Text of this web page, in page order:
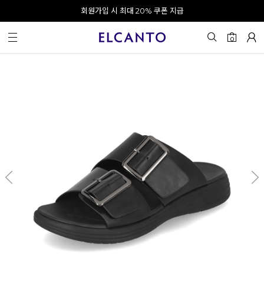
오전 10시 이전 결제 완료 시 오늘 출발!
회원가입 시 최대 20% 쿠폰 지급
0